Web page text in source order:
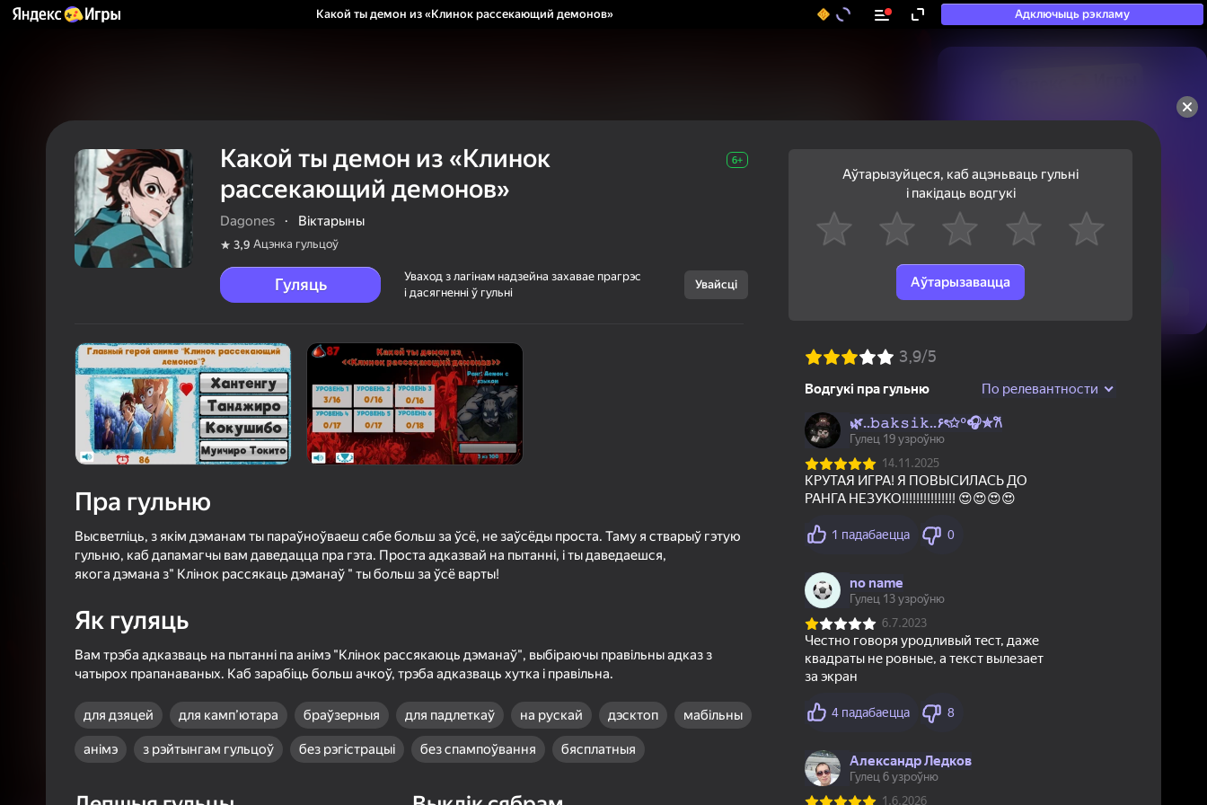
Какой ты демон из «Клинок рассекающий демонов» Адключыць рэкламу
50+ тап-гульняў, у якія
гуляюць нават тыя, хто
Скасаваць
рассекающий
демонов»
Dagones
Віктарыны
3,9 Ацэнка гульцоў
Уваход з лагінам надзейна
захавае прагрэс і дасягненні
Гуляць
Какой ты демон из «Клинок
рассекающий демонов»
6+
Dagones · Віктарыны
3,9 Ацэнка гульцоў
Гуляць
Уваход з лагінам надзейна захавае прагрэс
і дасягненні ў гульні
Увайсці
Пра гульню
Высветліць, з якім дэманам ты параўноўваеш сябе больш за ўсё, не заўсёды проста. Таму я стварыў гэтую
гульню, каб дапамагчы вам даведацца пра гэта. Проста адказвай на пытанні, і ты даведаешся,
якога дэмана з" Клінок рассякаць дэманаў " ты больш за ўсё варты!
Як гуляць
Вам трэба адказваць на пытанні па анімэ "Клінок рассякаюць дэманаў", выбіраючы правільны адказ з
чатырох прапанаваных. Каб зарабіць больш ачкоў, трэба адказваць хутка і правільна.
для дзяцей для камп’ютара браўзерныя для падлеткаў на рускай дэсктоп мабільны
анімэ з рэйтынгам гульцоў без рэгістрацыі без спампоўвання бясплатныя
Аўтарызуйцеся, каб ацэньваць гульні
і пакідаць водгукі
Аўтарызавацца